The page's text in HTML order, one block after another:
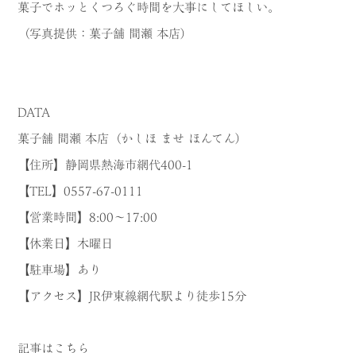
菓子でホッとくつろぐ時間を大事にしてほしい。
（写真提供：菓子舗 間瀬 本店）
DATA
菓子舗 間瀬 本店（かしほ ませ ほんてん）
【住所】静岡県熱海市網代400-1
【TEL】0557-67-0111
【営業時間】8:00～17:00
【休業日】木曜日
【駐車場】あり
【アクセス】JR伊東線網代駅より徒歩15分
記事はこちら